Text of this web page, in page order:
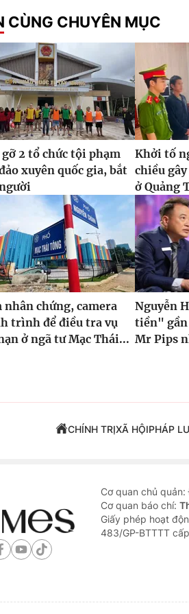
CÙNG CHUYÊN MỤC
gỡ 2 tổ chức tội phạm
xuyên quốc gia, bắt
Khởi tố
chiều
ở Quảng
nhân chứng, camera
trình để điều tra vụ
ở ngã tư Mạc Thái...
Nguyễn
tiền" gần
Mr Pips
CHÍNH TRỊXÃ HỘIPHÁP
Cơ quan chủ quản:
Cơ quan báo chí:
Giấy phép hoạt
483/GP-BTTTT